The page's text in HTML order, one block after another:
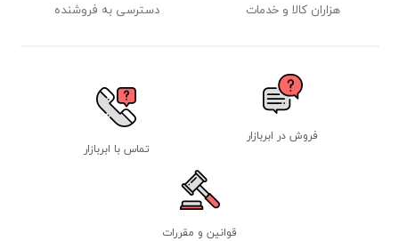
هزاران کالا و خدمات دسترسی به فروشنده
فروش در ابربازار
تماس با ابربازار
قوانین و مقررات